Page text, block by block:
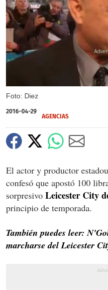
Foto: Diez
2016-04-29
AGENCIAS
El actor y productor
confesó que apostó 100
sorpresivo Leicester City
principio de temporada.
También puedes leer:
marcharse del Leicester